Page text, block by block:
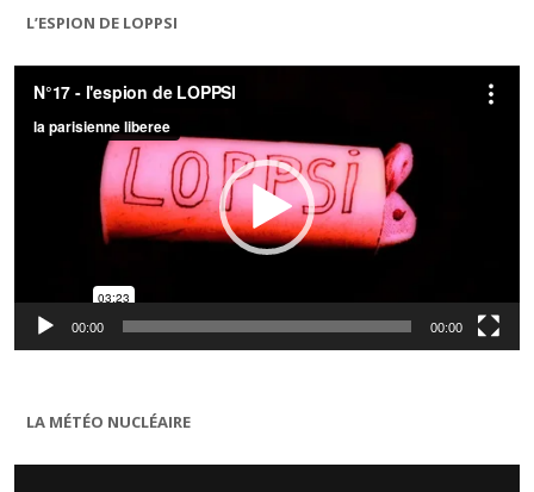
L’ESPION DE LOPPSI
Lecteur
vidéo
00:00 00:00
LA MÉTÉO NUCLÉAIRE
Lecteur